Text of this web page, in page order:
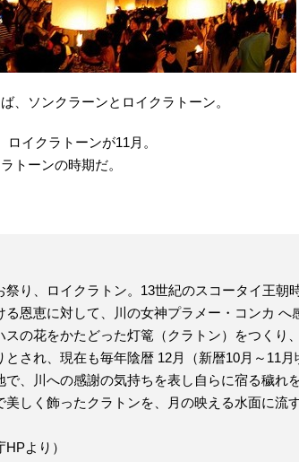
、ソンクラーンとロイクラトーン。
イクラトーンが11月。
トーンの時期だ。
祭り、ロイクラトン。13世紀のスコータイ王朝
る恩恵に対して、川の女神プラメー・コンカ へ
スの花をかたどった灯篭（クラトン）をつくり
とされ、現在も毎年陰暦 12月（新暦10月～11
で、川への感謝の気持ちを表し自らに宿る穢れ
美しく飾ったクラトンを、月の映える水面に流
HPより）